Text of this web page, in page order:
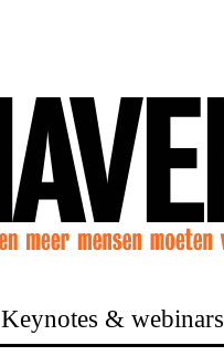
Keynotes & webinars